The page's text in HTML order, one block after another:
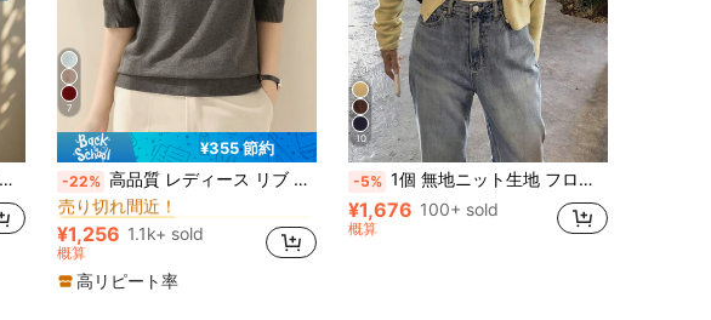
7
¥355 節約
-22% 高品質 レディース リブ クルーネック 中袖 ニットセーター トップス、ファッショナブルなルーズフィット、秋春新作
#2 ベストセラー リブニット レディースセーター
売り切れ間近！
#2 ベストセラー
売り切れ間近！
#2 ベストセラー
売り切れ間近！
#2 ベストセラー
売り切れ間近！
¥1,256 1.1k+ sold
概算
高リピート率
10
-5% 1個 無地ニット生地 フロントボタンカーディガン、軽量 春夏デイリーウェア イエロー 秋
¥1,676 100+ sold
概算